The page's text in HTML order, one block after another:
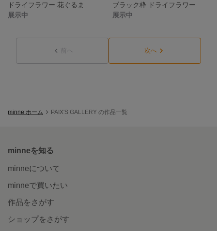
ドライフラワー 花ぐるま
展示中
展示中
前へ 次へ
minne ホーム PAIX'S GALLERY の作品一覧
minneを知る
minneについて
minneで買いたい
作品をさがす
ショップをさがす